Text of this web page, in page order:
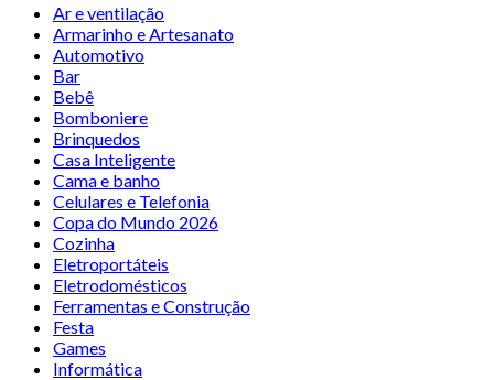
Ar e ventilação
Armarinho e Artesanato
Automotivo
Bar
Bebê
Bomboniere
Brinquedos
Casa Inteligente
Cama e banho
Celulares e Telefonia
Copa do Mundo 2026
Cozinha
Eletroportáteis
Eletrodomésticos
Ferramentas e Construção
Festa
Games
Informática